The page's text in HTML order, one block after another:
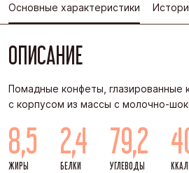
Основные характеристики
ОПИСАНИЕ
Помадные конфеты, глазированные
с корпусом из массы с молочно-
8,5
ЖИРЫ
2,4
БЕЛКИ
79,2
УГЛЕВОДЫ
ККАЛ